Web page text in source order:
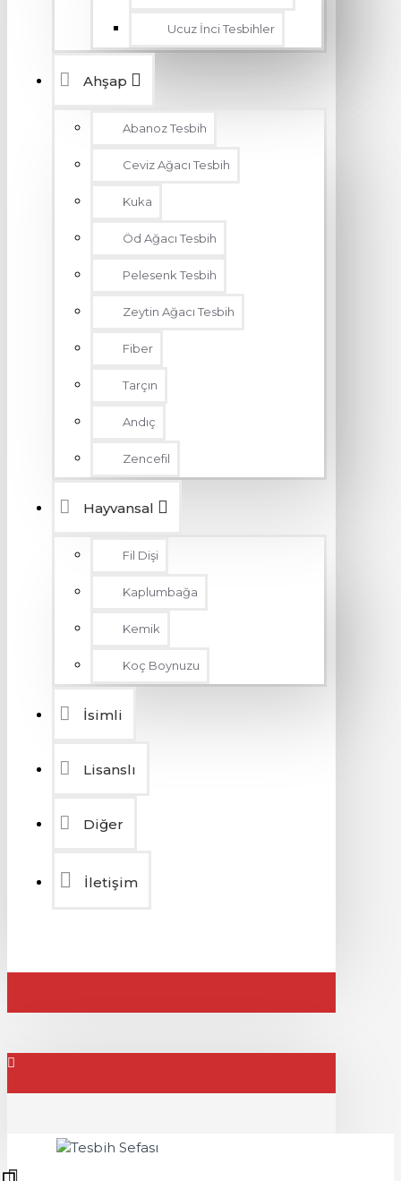
Ucuz İnci Tesbihler
Ahşap
Abanoz Tesbih
Ceviz Ağacı Tesbih
Kuka
Öd Ağacı Tesbih
Pelesenk Tesbih
Zeytin Ağacı Tesbih
Fiber
Tarçın
Andıç
Zencefil
Hayvansal
Fil Dişi
Kaplumbağa
Kemik
Koç Boynuzu
İsimli
Lisanslı
Diğer
İletişim